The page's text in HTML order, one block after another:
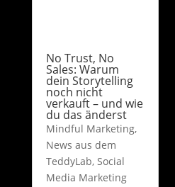
No Trust, No
Sales: Warum
dein Storytelling
noch nicht
verkauft – und wie
du das änderst
Mindful Marketing,
News aus dem
TeddyLab, Social
Media Marketing